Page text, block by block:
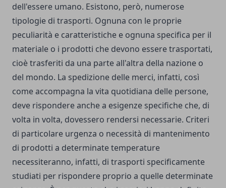
dell'essere umano. Esistono, però, numerose
tipologie di trasporti. Ognuna con le proprie
peculiarità e caratteristiche e ognuna specifica per il
materiale o i prodotti che devono essere trasportati,
cioè trasferiti da una parte all'altra della nazione o
del mondo. La spedizione delle merci, infatti, così
come accompagna la vita quotidiana delle persone,
deve rispondere anche a esigenze specifiche che, di
volta in volta, dovessero rendersi necessarie. Criteri
di particolare urgenza o necessità di mantenimento
di prodotti a determinate temperature
necessiteranno, infatti, di trasporti specificamente
studiati per rispondere proprio a quelle determinate